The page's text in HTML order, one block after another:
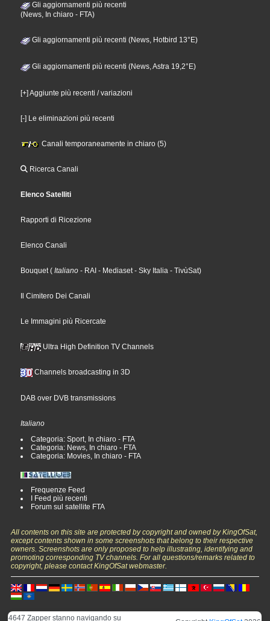
Gli aggiornamenti più recenti
(News, In chiaro - FTA)
Gli aggiornamenti più recenti (News, Hotbird 13°E)
Gli aggiornamenti più recenti (News, Astra 19,2°E)
[+] Aggiunte più recenti / variazioni
[-] Le eliminazioni più recenti
Canali temporaneamente in chiaro (5)
Ricerca Canali
Elenco Satelliti
Rapporti di Ricezione
Elenco Canali
Bouquet( Italiano - RAI - Mediaset- Sky Italia - TivùSat)
Il Cimitero Dei Canali
Le Immagini più Ricercate
Ultra High Definition TV Channels
Channels broadcasting in 3D
DAB over DVB transmissions
Italiano
Categoria: Sport, In chiaro - FTA
Categoria: News, In chiaro - FTA
Categoria: Movies, In chiaro - FTA
Frequenze Feed
I Feed più recenti
Forum sul satellite FTA
All contents on this site are protected by copyright and owned by KingOfSat,
except contents shown in some screenshots that belong to their respective
owners. Screenshots are only proposed to help illustrating, identifying and
promoting corresponding TV channels. For all questions/remarks related to
copyright, please contact KingOfSat webmaster.
4647 Zapper stanno navigando su